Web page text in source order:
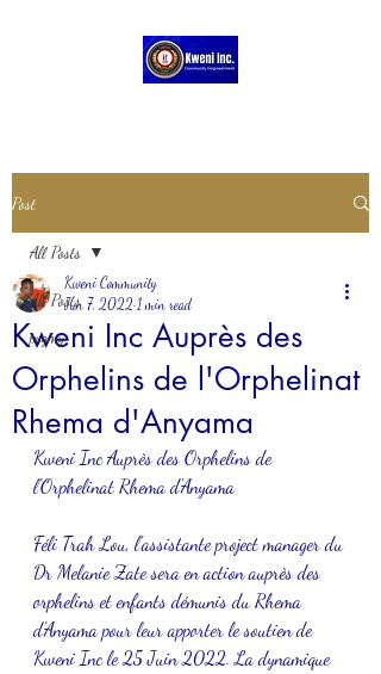
Post
All Posts
pygmy
All Posts
Kweni Inc Auprès des
Orphelins de l'Orphelinat
Rhema d'Anyama
Kweni Community
Jun 7, 2022 1 min read
Kweni Inc Auprès des Orphelins de
l'Orphelinat Rhema d'Anyama
Féli Trah Lou, l'assistante project manager du
Dr Melanie Zate sera en action auprès des
orphelins et enfants démunis du Rhema
d'Anyama pour leur apporter le soutien de
Kweni Inc le 25 Juin 2022. La dynamique